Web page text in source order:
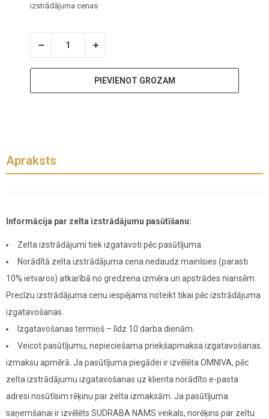
izstrādājuma cenas
PIEVIENOT GROZAM
Apraksts
Informācija par zelta izstrādājumu pasūtīšanu:
Zelta izstrādājumi tiek izgatavoti pēc pasūtījuma.
Norādītā zelta izstrādājuma cena nedaudz mainīsies (parasti
10% ietvaros) atkarībā no gredzena izmēra un apstrādes niansēm.
Precīzu izstrādājuma cenu iespējams noteikt tikai pēc izstrādājuma
izgatavošanas.
Izgatavošanas termiņš – līdz 10 darba dienām.
Veicot pasūtījumu, nepieciešama priekšapmaksa izgatavošanas
izmaksu apmērā. Ja pasūtījuma piegādei ir izvēlēta OMNIVA, pēc
zelta izstrādājumu izgatavošanas uz klienta norādīto e-pasta
adresi nosūtīsim rēķinu par zelta izmaksām. Ja pasūtījuma
saņemšanai ir izvēlēts SUDRABA NAMS veikals, norēķins par zeltu